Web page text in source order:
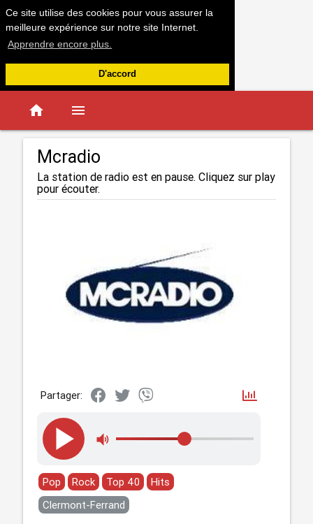
Ce site utilise des cookies pour vous assurer la
meilleure expérience sur notre site Internet.
Apprendre encore plus.
D'accord
home menu
Mcradio
La station de radio est en pause. Cliquez sur play
pour écouter.
Partager:
Pop Rock Top 40
Hits
Clermont-Ferrand